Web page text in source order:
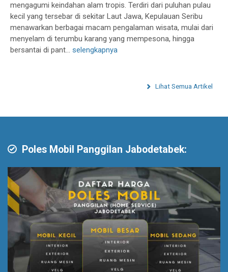
mengagumi keindahan alam tropis. Terdiri dari puluhan pulau
kecil yang tersebar di sekitar Laut Jawa, Kepulauan Seribu
menawarkan berbagai macam pengalaman wisata, mulai dari
menyelam di terumbu karang yang mempesona, hingga
bersantai di pant... selengkapnya
Lihat Semua Artikel
Poles Mobil Panggilan Jabodetabek: